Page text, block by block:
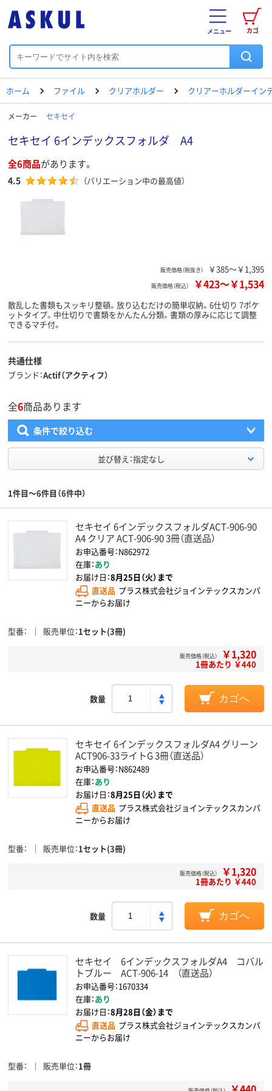
カゴ
メニュー
ホーム ファイル クリアホルダー クリアーホルダーイン
メーカー セキセイ
セキセイ 6インデックスフォルダ A4
全6商品があります。
4.5 （バリエーション中の最高値）
販売価格（税抜き） ￥385～￥1,395
販売価格（税込） ￥423～￥1,534
散乱した書類もスッキリ整頓。放り込むだけの簡単収納。6仕切り 7ポケ
ットタイプ。中仕切りで書類をかんたん分類。書類の厚みに応じて調整
できるマチ付。
共通仕様
ブランド Actif（アクティフ）
全6商品あります
条件で絞り込む
並び替え：指定なし
1件目～6件目（6件中）
セキセイ 6インデックスフォルダACT-906-90
A4 クリア ACT-906-90 3冊（直送品）
お申込番号：N862972
在庫：あり
お届け日：8月25日（火）まで
直送品 プラス株式会社ジョインテックスカンパ
ニーからお届け
型番 販売単位 1セット(3冊)
販売価格（税込） ￥1,320
1冊あたり ￥440
数量 カゴへ
セキセイ 6インデックスフォルダA4 グリーン
ACT906-33ライトG 3冊（直送品）
お申込番号：N862489
在庫：あり
お届け日：8月25日（火）まで
直送品 プラス株式会社ジョインテックスカンパ
ニーからお届け
型番 販売単位 1セット(3冊)
販売価格（税込） ￥1,320
1冊あたり ￥440
数量 カゴへ
セキセイ 6インデックスフォルダA4 コバル
トブルー ACT-906-14 （直送品）
お申込番号：1670334
在庫：あり
お届け日：8月28日（金）まで
直送品 プラス株式会社ジョインテックスカンパ
ニーからお届け
型番 販売単位 1冊